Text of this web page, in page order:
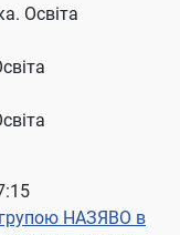
Освіта
групою НАЗЯВО в